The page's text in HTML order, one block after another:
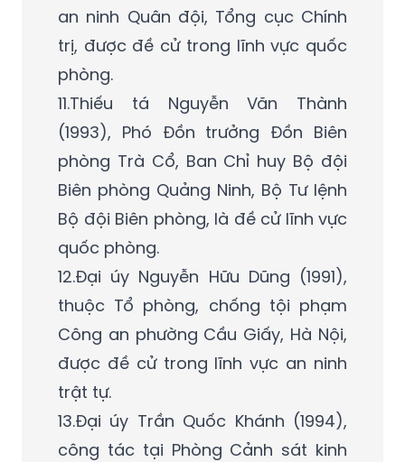
an ninh Quân đội, Tổng cục Chính
trị, được đề cử trong lĩnh vực quốc
phòng.
11.Thiếu tá Nguyễn Văn Thành
(1993), Phó Đồn trưởng Đồn Biên
phòng Trà Cổ, Ban Chỉ huy Bộ đội
Biên phòng Quảng Ninh, Bộ Tư lệnh
Bộ đội Biên phòng, là đề cử lĩnh vực
quốc phòng.
12.Đại úy Nguyễn Hữu Dũng (1991),
thuộc Tổ phòng, chống tội phạm
Công an phường Cầu Giấy, Hà Nội,
được đề cử trong lĩnh vực an ninh
trật tự.
13.Đại úy Trần Quốc Khánh (1994),
công tác tại Phòng Cảnh sát kinh